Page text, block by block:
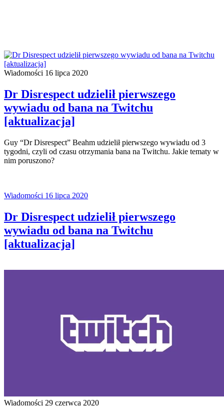
Wiadomości 16 lipca 2020
Dr Disrespect udzielił pierwszego
wywiadu od bana na Twitchu
[aktualizacja]
Guy “Dr Disrespect” Beahm udzielił pierwszego wywiadu od 3
tygodni, czyli od czasu otrzymania bana na Twitchu. Jakie tematy w
nim poruszono?
Wiadomości 16 lipca 2020
Dr Disrespect udzielił pierwszego
wywiadu od bana na Twitchu
[aktualizacja]
Wiadomości 29 czerwca 2020